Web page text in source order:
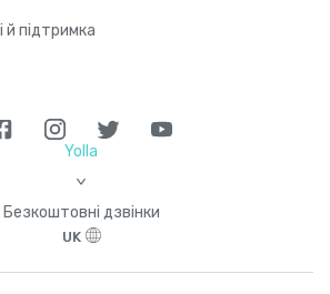
й підтримка
Yolla
>
Безкоштовні дзвінки
UK